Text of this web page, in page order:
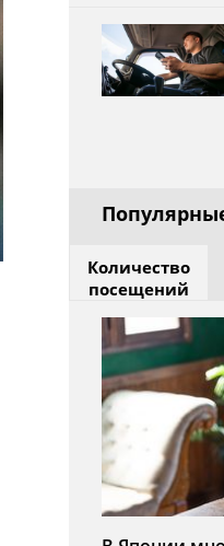
Количество
посещений